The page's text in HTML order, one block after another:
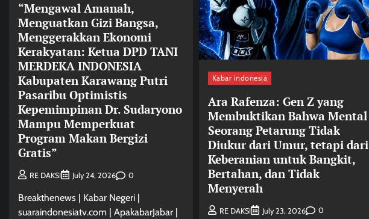
“Mengawal Amanah,
Menguatkan Gizi Bangsa,
Menggerakkan Ekonomi
Kerakyatan: Ketua DPD TANI
MERDEKA INDONESIA
Kabupaten Karawang Putri
Pasaribu Optimistis
Kepemimpinan Dr. Sudaryono
Mampu Memperkuat
Program Makan Bergizi
Gratis”
RE DAKSI July 24, 2026 0
Breakthenews | Kabar Negeri |
suaraindonesiatv.com | ApakabarJabar |
Kabar indonesia
Ara Rafenza: Gen Z yang
Membuktikan Bahwa Mental
Seorang Petarung Tidak
Diukur dari Umur, tetapi dari
Keberanian untuk Bangkit,
Bertahan, dan Tidak
Menyerah
RE DAKSI July 23, 2026 0